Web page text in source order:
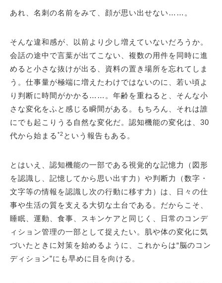
あれ、名刺の名前をみて、顔が思い出せない……。
そんな違和感が、以前より少し増えていないだろうか。
会話の途中で言葉が出てこない、複数の用件を同時に進
めると小さな抜けが出る、資料の置き場所を忘れてしま
う。仕事量が極端に増えたわけではないのに、若い頃よ
り判断に時間がかかる……。年齢を重ねると、そんな小
さな変化をふと感じる瞬間がある。もちろん、それは誰
にでも起こりうる自然な変化だ。認知機能の変化は、30
代から始まる *2 という報告もある。
とはいえ、認知機能の一部である視覚的な記憶力（図形
を認識し、記憶してから思い出す力）や判断力（数字・
文字等の情報を認識し次の行動に移す力）は、日々の仕
事や生活の質を支える大切な土台である。だからこそ、
睡眠、運動、食事、スキンケアと同じく、日常のコンデ
ィション管理の一部として捉えたい。肌や体の変化に気
づいたときに対策を始めるように、これからは“脳のコン
ディション”にも早めに目を向ける。